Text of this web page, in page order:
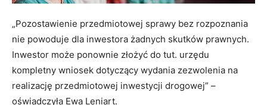
„Pozostawienie przedmiotowej sprawy bez rozpoznania
nie powoduje dla inwestora żadnych skutków prawnych.
Inwestor może ponownie złożyć do tut. urzędu
kompletny wniosek dotyczący wydania zezwolenia na
realizację przedmiotowej inwestycji drogowej” –
oświadczyła Ewa Leniart.